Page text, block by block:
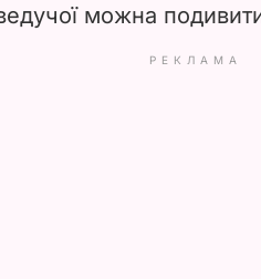
можна
РЕКЛАМА